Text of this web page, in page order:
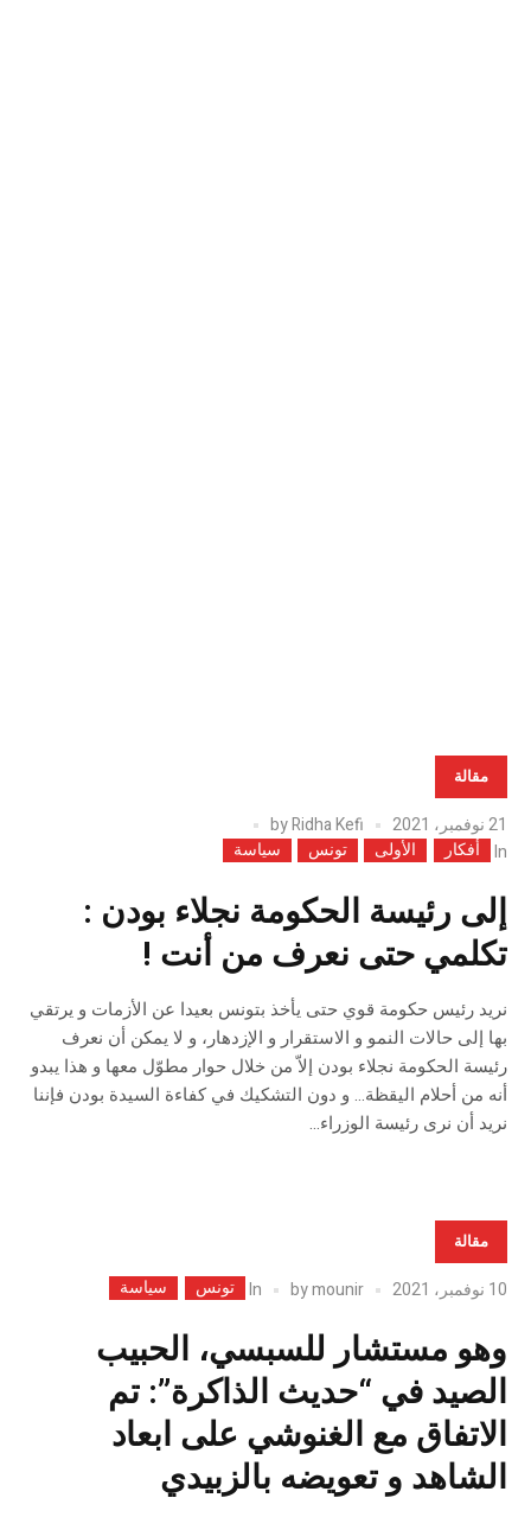
مقالة
21 نوفمبر، 2021 byRidha Kefi
In
أفكار الأولى تونس سياسة
إلى رئيسة الحكومة نجلاء بودن :
تكلمي حتى نعرف من أنت !
نريد رئيس حكومة قوي حتى يأخذ بتونس بعيدا عن الأزمات و يرتقي
بها إلى حالات النمو و الاستقرار و الإزدهار، و لا يمكن أن نعرف
رئيسة الحكومة نجلاء بودن إلاّ من خلال حوار مطوّل معها و هذا يبدو
أنه من أحلام اليقظة… و دون التشكيك في كفاءة السيدة بودن فإننا
نريد أن نرى رئيسة الوزراء...
مقالة
10 نوفمبر، 2021 bymounir
In تونس سياسة
وهو مستشار للسبسي، الحبيب
الصيد في “حديث الذاكرة”: تم
الاتفاق مع الغنوشي على ابعاد
الشاهد و تعويضه بالزبيدي